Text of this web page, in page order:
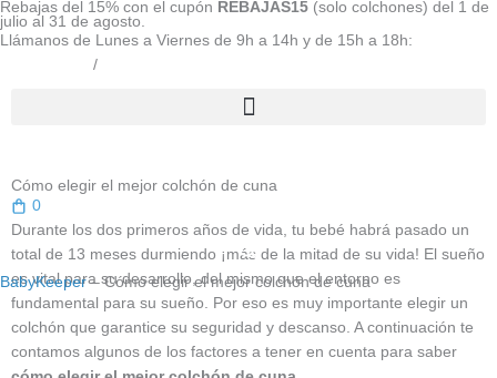
Ir
al
Rebajas del 15% con el cupón REBAJAS15 (solo colchones) del 1 de
julio al 31 de agosto.
Llámanos de Lunes a Viernes de 9h a 14h y de 15h a 18h:
/
0
BabyKeeper–Cómo elegir el mejor colchón de cuna
Cómo elegir el mejor colchón de cuna
Durante los dos primeros años de vida, tu bebé habrá pasado un
total de 13 meses durmiendo ¡más de la mitad de su vida! El sueño
es vital para su desarrollo, del mismo que el entorno es
fundamental para su sueño. Por eso es muy importante elegir un
colchón que garantice su seguridad y descanso. A continuación te
contamos algunos de los factores a tener en cuenta para saber